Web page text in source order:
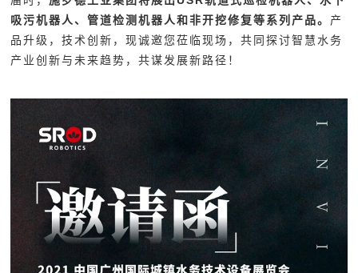
吸污机器人、管道检测机器人和非开挖修复等系列产品。 产
品升级，技术创新，现诚邀您莅临现场，共同探讨智慧水务
产业创新与未来趋势，共谋发展新路径！